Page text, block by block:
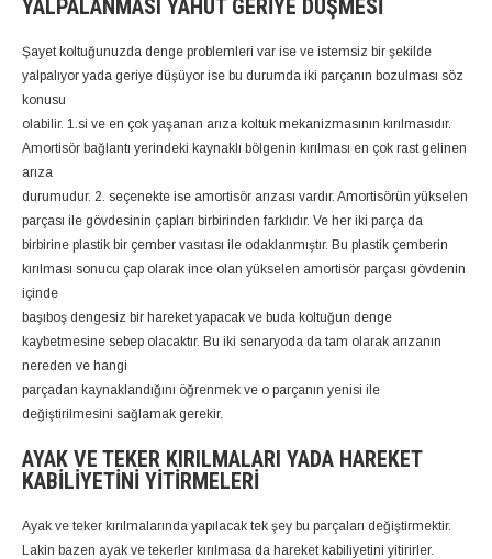
YALPALANMASI YAHUT GERIYE DÜŞMESI
Şayet koltuğunuzda denge problemleri var ise ve istemsiz bir şekilde
yalpalıyor yada geriye düşüyor ise bu durumda iki parçanın bozulması söz
konusu
olabilir. 1.si ve en çok yaşanan arıza koltuk mekanizmasının kırılmasıdır.
Amortisör bağlantı yerindeki kaynaklı bölgenin kırılması en çok rast gelinen
arıza
durumudur. 2. seçenekte ise amortisör arızası vardır. Amortisörün yükselen
parçası ile gövdesinin çapları birbirinden farklıdır. Ve her iki parça da
birbirine plastik bir çember vasıtası ile odaklanmıştır. Bu plastik çemberin
kırılması sonucu çap olarak ince olan yükselen amortisör parçası gövdenin
içinde
başıboş dengesiz bir hareket yapacak ve buda koltuğun denge
kaybetmesine sebep olacaktır. Bu iki senaryoda da tam olarak arızanın
nereden ve hangi
parçadan kaynaklandığını öğrenmek ve o parçanın yenisi ile
değiştirilmesini sağlamak gerekir.
AYAK VE TEKER KIRILMALARI YADA HAREKET
KABILIYETINI YITIRMELERI
Ayak ve teker kırılmalarında yapılacak tek şey bu parçaları değiştirmektir.
Lakin bazen ayak ve tekerler kırılmasa da hareket kabiliyetini yitirirler.